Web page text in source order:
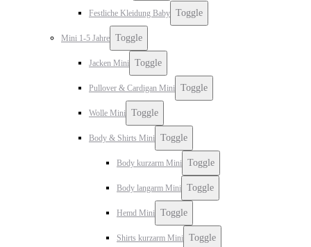
Festliche Kleidung Baby Toggle
Mini 1-5 Jahre Toggle
Jacken Mini Toggle
Pullover & Cardigan Mini Toggle
Wolle Mini Toggle
Body & Shirts Mini Toggle
Body kurzarm Mini Toggle
Body langarm Mini Toggle
Hemd Mini Toggle
Shirts kurzarm Mini Toggle